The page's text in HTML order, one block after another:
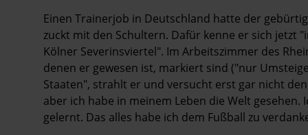
Einen Trainerjob in Deutschland hatte der
zuckt mit den Schultern. Dafür kenne er sich jetzt
Kölner Severinsviertel". Im Arbeitszimmer des
denen er gewesen ist, markiert sind ("nur
Staaten", strahlt er und versucht erst gar nicht
aber ich habe in meinem Leben die Welt
gelernt. Das alles habe ich dem Fußball zu